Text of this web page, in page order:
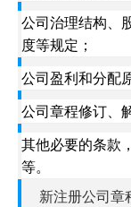
公司治理结构、
度等规定；
公司盈利和分配
公司章程修订、
其他必要的条款
等。
新注册公司章